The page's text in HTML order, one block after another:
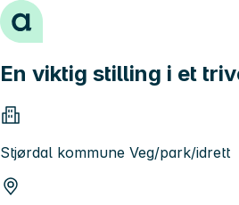
Hopp til innhold
En viktig stilling i et
Stjørdal kommune Veg/park/idrett